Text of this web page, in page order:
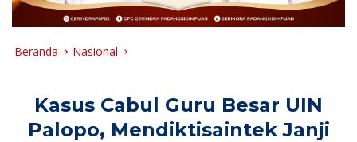
Beranda Nasional
Kasus Cabul Guru Besar UIN
Palopo, Mendiktisaintek Janji